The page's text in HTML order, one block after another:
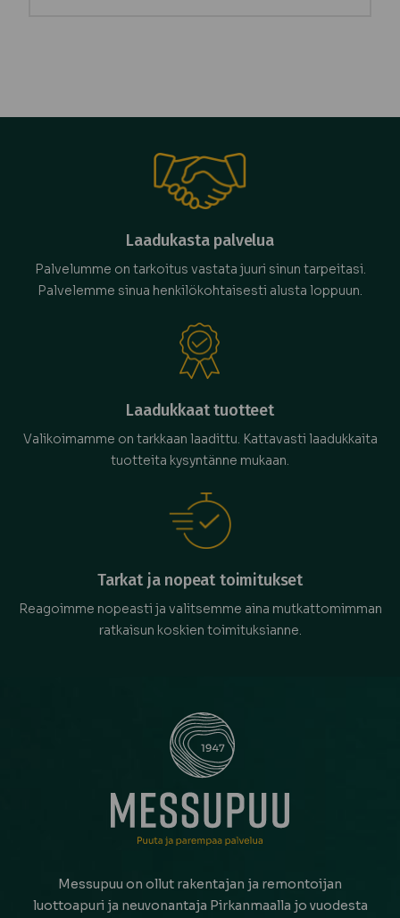
Laadukasta palvelua
Palvelumme on tarkoitus vastata juuri sinun tarpeitasi.
Palvelemme sinua henkilökohtaisesti alusta loppuun.
Laadukkaat tuotteet
Valikoimamme on tarkkaan laadittu. Kattavasti laadukkaita
tuotteita kysyntänne mukaan.
Tarkat ja nopeat toimitukset
Reagoimme nopeasti ja valitsemme aina mutkattomimman
ratkaisun koskien toimituksianne.
Messupuu on ollut rakentajan ja remontoijan
luottoapuri ja neuvonantaja Pirkanmaalla jo vuodesta